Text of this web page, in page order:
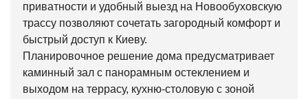
приватности и удобный выезд на Новообуховскую
трассу позволяют сочетать загородный комфорт и
быстрый доступ к Киеву.
Планировочное решение дома предусматривает
каминный зал с панорамным остеклением и
выходом на террасу, кухню-столовую с зоной